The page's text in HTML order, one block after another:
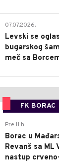
07.07.2026.
Levski se
bugarskog
meč sa
FK BORAC
Pre 11 h
Borac u
Revanš sa ML
nastup